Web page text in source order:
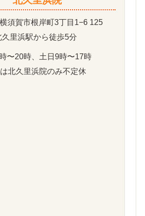
須賀市根岸町3丁目1−6 125
久里浜駅から徒歩5分
〜20時、土日9時〜17時
北久里浜院のみ不定休